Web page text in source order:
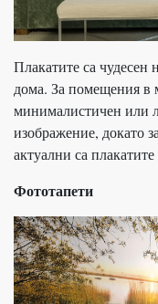
Плакатите са чудесен
дома. За помещения в
минималистичен или
изображение, докато
актуални са
Фототапети